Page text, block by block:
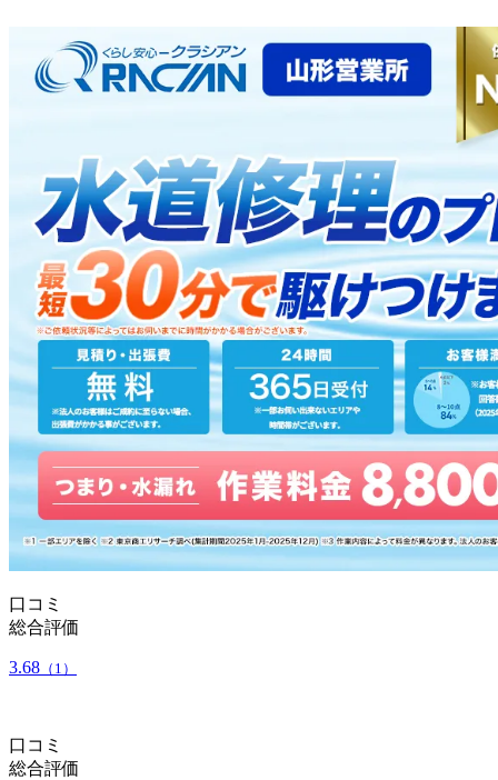
口コミ
総合評価
3.68 （1）
口コミ
総合評価